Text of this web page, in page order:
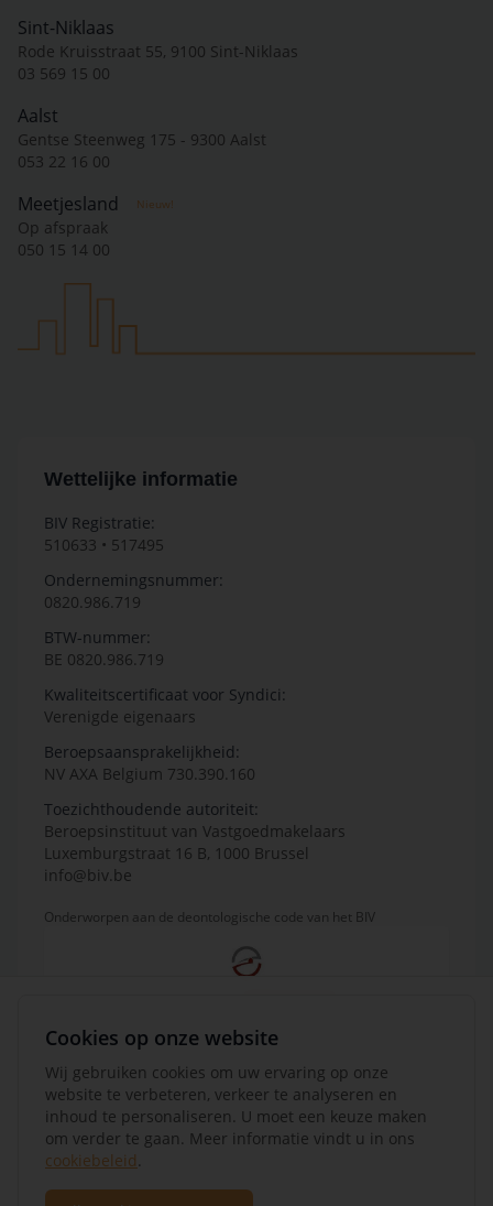
Sint-Niklaas
Rode Kruisstraat 55, 9100 Sint-Niklaas
03 569 15 00
Aalst
Gentse Steenweg 175 - 9300 Aalst
053 22 16 00
Meetjesland Nieuw!
Op afspraak
050 15 14 00
Wettelijke informatie
BIV Registratie:
510633 • 517495
Ondernemingsnummer:
0820.986.719
BTW-nummer:
BE 0820.986.719
Kwaliteitscertificaat voor Syndici:
Verenigde eigenaars
Beroepsaansprakelijkheid:
NV AXA Belgium 730.390.160
Toezichthoudende autoriteit:
Beroepsinstituut van Vastgoedmakelaars
Luxemburgstraat 16 B, 1000 Brussel
info@biv.be
Onderworpen aan de deontologische code van het BIV
Cookies op onze website
Wij gebruiken cookies om uw ervaring op onze
website te verbeteren, verkeer te analyseren en
inhoud te personaliseren. U moet een keuze maken
om verder te gaan. Meer informatie vindt u in ons
cookiebeleid.